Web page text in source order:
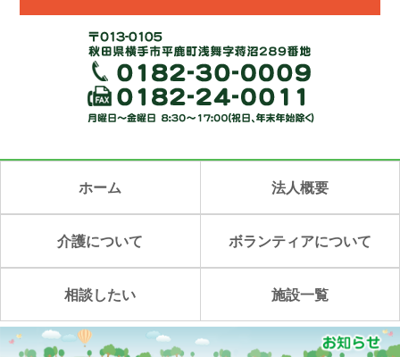
ホーム 法人概要
介護について ボランティアについて
相談したい 施設一覧